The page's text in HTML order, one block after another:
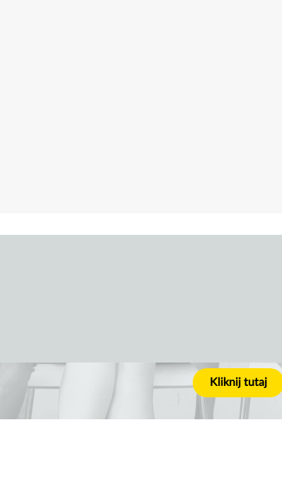
Kliknij tutaj